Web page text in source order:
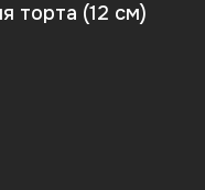
торта (12 см)